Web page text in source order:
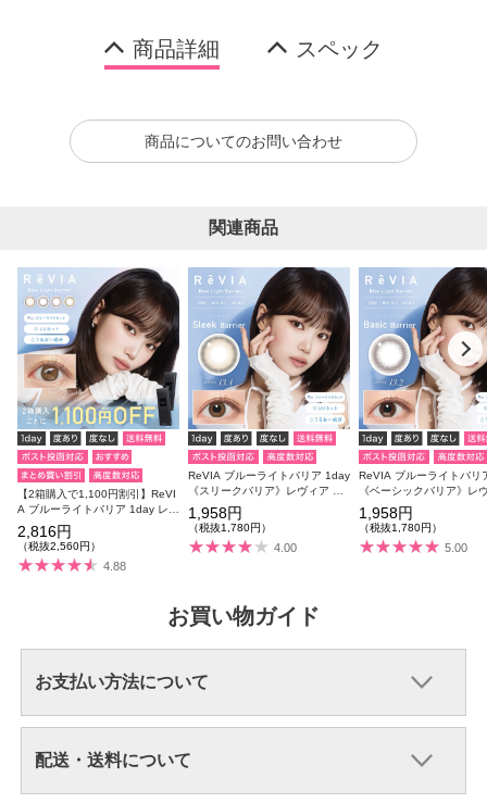
商品詳細 スペック
商品についてのお問い合わせ
関連商品
【2箱購入で1,100円割引】ReVI
A ブルーライトバリア 1day レヴ
ィア ブルーライトカット 1箱10
枚入り合計20枚
2,816円
（税抜2,560円）
4.88
ReVIA ブルーライトバリア 1day
《スリークバリア》レヴィア ブ
ルーライトカット 度あり 度なし
1箱10枚入り
1,958円
（税抜1,780円）
4.00
ReVIA ブルーライトバリ
《ベーシックバリア》レ
ブルーライトカット 度あ
し 1箱10枚入り
1,958円
（税抜1,780円）
5.00
お買い物ガイド
お支払い方法について
配送・送料について